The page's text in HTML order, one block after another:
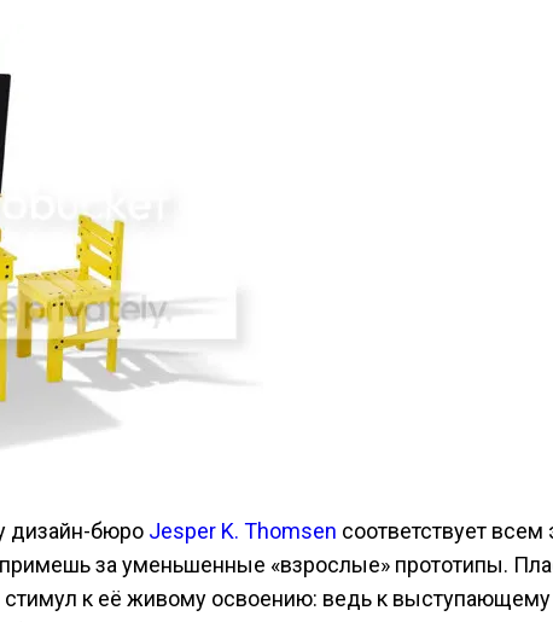
дизайн-бюро Jesper K. Thomsen соответствует
за уменьшенные «взрослые» прототипы.
к её живому освоению: ведь к выступающему